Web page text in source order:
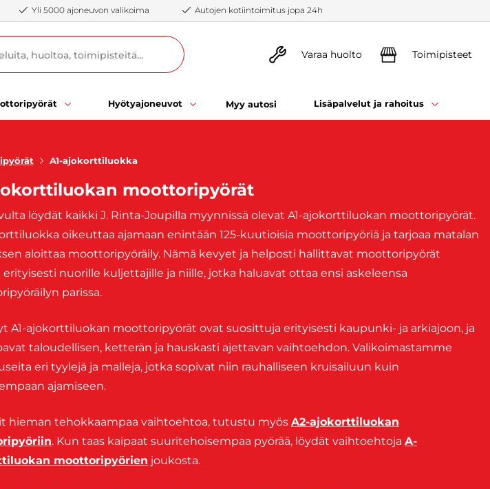
Yli 5000 ajoneuvon valikoima Autojen kotiintoimitus jopa 24h
Varaa huolto Toimipisteet
Hyötyajoneuvot Myy autosi Lisäpalvelut ja rahoitus
A1-ajokorttiluokka
moottoripyörät
löydät kaikki J. Rinta-Joupilla myynnissä olevat A1-ajokorttiluokan moottoripyörät.
oikeuttaa ajamaan enintään 125-kuutioisia moottoripyöriä ja tarjoaa matalan
aloittaa moottoripyöräily. Nämä kevyet ja helposti hallittavat moottoripyörät
erityisesti nuorille kuljettajille ja niille, jotka haluavat ottaa ensi askeleensa
parissa.
A1-ajokorttiluokan moottoripyörät ovat suosittuja erityisesti kaupunki- ja arkiajoon, ja
taloudellisen, ketterän ja hauskasti ajettavan vaihtoehdon. Valikoimastamme
eri tyylejä ja malleja, jotka sopivat niin rauhalliseen kruisailuun kuin
ajamiseen.
hieman tehokkaampaa vaihtoehtoa, tutustu myös A2-ajokorttiluokan
. Kun taas kaipaat suuritehoisempaa pyörää, löydät vaihtoehtoja A-
moottoripyörien joukosta.